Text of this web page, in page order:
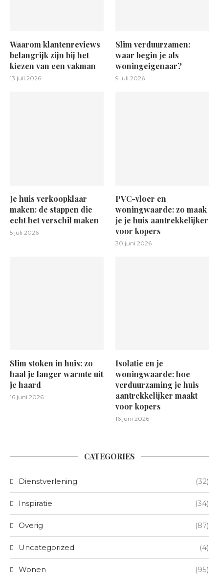
Waarom klantenreviews
belangrijk zijn bij het
kiezen van een vakman
13 juli 2026
Slim verduurzamen:
waar begin je als
woningeigenaar?
9 juli 2026
Je huis verkoopklaar
maken: de stappen die
echt het verschil maken
5 juli 2026
PVC-vloer en
woningwaarde: zo maak
je je huis aantrekkelijker
voor kopers
30 juni 2026
Slim stoken in huis: zo
haal je langer warmte uit
je haard
16 juni 2026
Isolatie en je
woningwaarde: hoe
verduurzaming je huis
aantrekkelijker maakt
voor kopers
16 juni 2026
CATEGORIES
Dienstverlening (32)
Inspiratie (34)
Overig (87)
Uncategorized (4)
Wonen (95)